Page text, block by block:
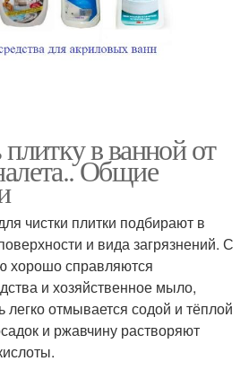
в ванной от
Общие
чистки плитки подбирают в
и вида загрязнений. С
хорошо справляются
и хозяйственное мыло,
легко отмывается содой и тёплой
и ржавчину растворяют